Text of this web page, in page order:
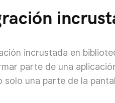
incrustada en
parte de una
solo una parte de la